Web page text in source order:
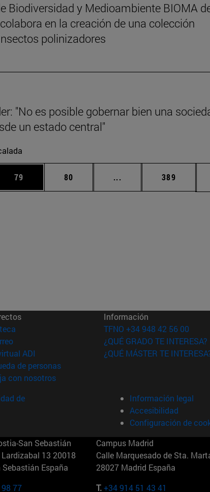
Biodiversidad y Medioambiente BIOMA
en la creación de una colección
polinizadores
"No es posible gobernar bien una
un estado central"
TAB para desplazarse.
Página
79 Página
80 ... Páginas intermedias
Página
389
(abre en nueva ventana)
(abre en nueva ventana)
ADI (abre en nueva ventana)
de personas(abre en nueva ventana)
con nosotros(abre en nueva ventana)
Información
TFNO +34 948 42 56 00
¿QUÉ GRADO TE INTERESA?
¿QUÉ MÁSTER TE
de
Información legal
Accesibilidad
Configuración de
San Sebastián
Lardizabal 13 20018
España
77
Campus Madrid
Calle Marquesado de Sta.
28027 Madrid España
T.+34 914 51 43 41